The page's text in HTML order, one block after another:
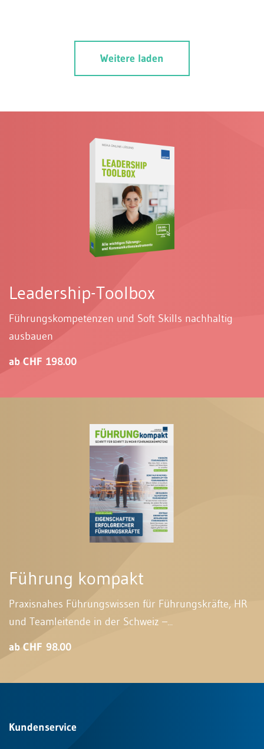
Weitere laden
Leadership-Toolbox
Führungskompetenzen und Soft Skills nachhaltig
ausbauen
ab CHF 198.00
Führung kompakt
Praxisnahes Führungswissen für Führungskräfte, HR
und Teamleitende in der Schweiz –...
ab CHF 98.00
Kundenservice